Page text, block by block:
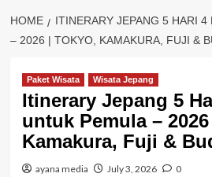
HOME
ITINERARY JEPANG 5 HARI
– 2026 | TOKYO, KAMAKURA, FUJI &
Paket Wisata Wisata Jepang
Itinerary Jepang 5
untuk Pemula –
Kamakura, Fuji &
ayana media July 3, 2026 0